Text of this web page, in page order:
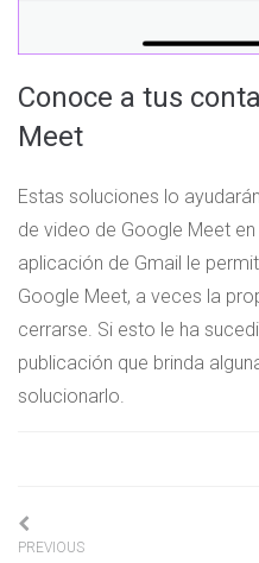
Conoce a tus
Meet
Estas soluciones lo
de video de Google Meet en
aplicación de Gmail le
Google Meet, a veces la
cerrarse. Si esto le ha
publicación que brinda
solucionarlo.
Navigation
PREVIOUS